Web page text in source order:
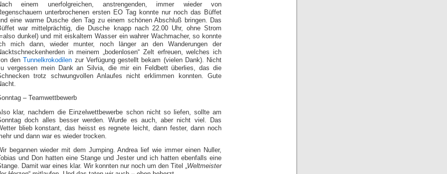
einem unerfolgreichen, anstrengenden, immer wieder von
unterbrochenen ersten EO Tag konnte nur noch das Büffet
eine warme Dusche den Tag zu einem schönen Abschluß bringen. Das
war mittelprächtig, die Dusche knapp nach 22.00 Uhr, ohne Strom
dunkel) und mit eiskaltem Wasser ein wahrer Wachmacher, so konnte
mich dann, wieder munter, noch länger an den Wanderungen der
in meinem „bodenlosen“ Zelt erfreuen, welches ich
denTunnelkrokodilen zur Verfügung gestellt bekam (vielen Dank). Nicht
vergessen mein Dank an Silvia, die mir ein Feldbett überlies, das die
trotz schwungvollen Anlaufes nicht erklimmen konnten. Gute
– Teamwettbewerb
klar, nachdem die Einzelwettbewerbe schon nicht so liefen, sollte am
doch alles besser werden. Wurde es auch, aber nicht viel. Das
blieb konstant, das heisst es regnete leicht, dann fester, dann noch
und dann war es wieder trocken.
begannen wieder mit dem Jumping. Andrea lief wie immer einen Nuller,
und Don hatten eine Stange und Jester und ich hatten ebenfalls eine
Damit war eines klar. Wir konnten nur noch um den Titel „Weltmeister